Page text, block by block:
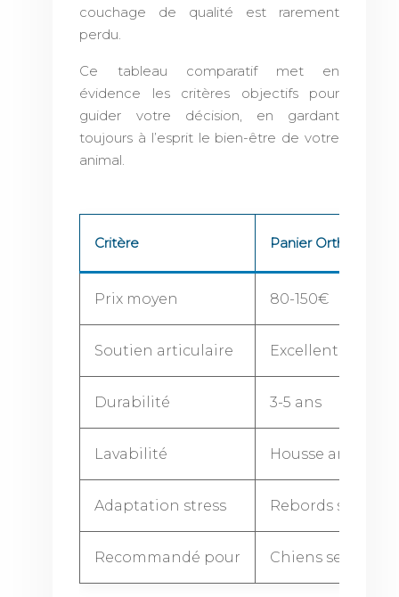
couchage de qualité est rarement
perdu.
Ce tableau comparatif met en
évidence les critères objectifs pour
guider votre décision, en gardant
toujours à l’esprit le bien-être de votre
animal.
Critère Panier
Prix moyen 80-150€
Soutien articulaire Excellent
Durabilité 3-5 ans
Lavabilité Housse amovible
Adaptation stress Rebords
Recommandé pour Chiens seniors,